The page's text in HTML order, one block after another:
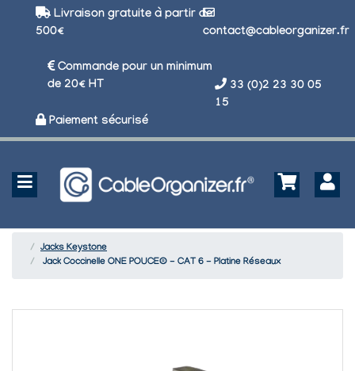
Livraison gratuite à partir de
500€
Commande pour un minimum
de 20€ HT
Paiement sécurisé
contact@cableorganizer.fr
33 (0)2 23 30 05
15
Jacks Keystone
Jack Coccinelle ONE POUCE® - CAT 6 - Platine Réseaux